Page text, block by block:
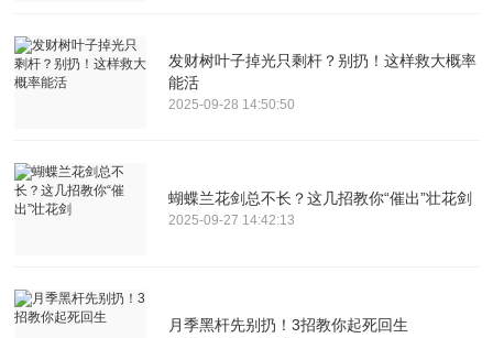
发财树叶子掉光只剩杆？别扔！这样救大概率
能活
2025-09-28 14:50:50
蝴蝶兰花剑总不长？这几招教你“催出”壮花剑
2025-09-27 14:42:13
月季黑杆先别扔！3招教你起死回生